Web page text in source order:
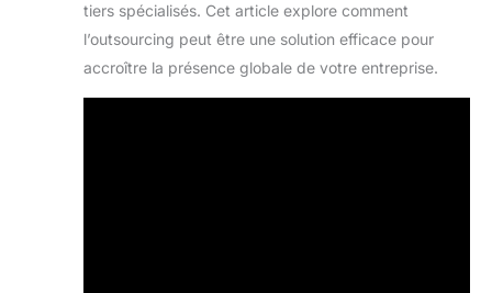
tiers spécialisés. Cet article explore comment
l’outsourcing peut être une solution efficace pour
accroître la présence globale de votre entreprise.